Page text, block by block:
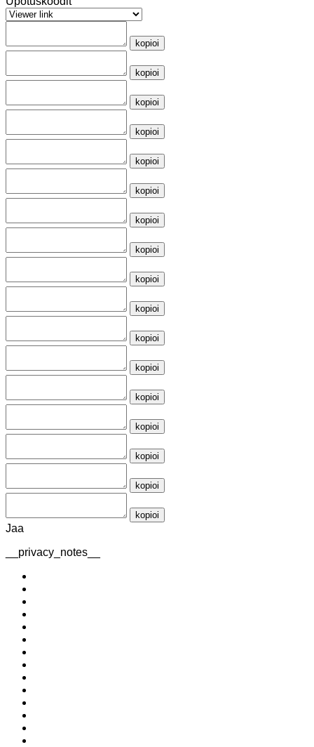
kopioi
kopioi
kopioi
kopioi
kopioi
kopioi
kopioi
kopioi
kopioi
kopioi
kopioi
kopioi
kopioi
kopioi
kopioi
kopioi
kopioi
Jaa
__privacy_notes__